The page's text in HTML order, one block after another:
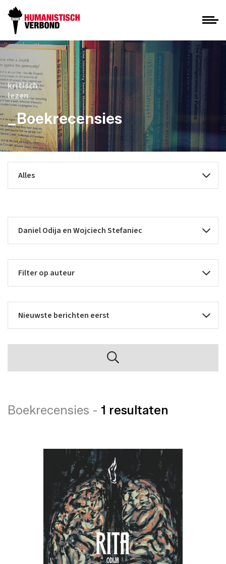
kritisch
lezen
_Boekrecensies
Boekrecensies - 1 resultaten